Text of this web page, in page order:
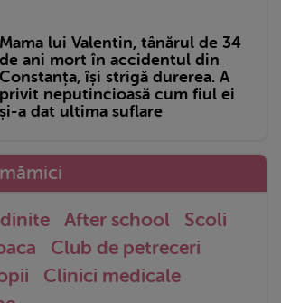
Mama lui Valentin, tânărul de 34
de ani mort în accidentul din
Constanța, își strigă durerea. A
privit neputincioasă cum fiul ei
și-a dat ultima suflare
After school
Scoli
Club de petreceri
Clinici medicale